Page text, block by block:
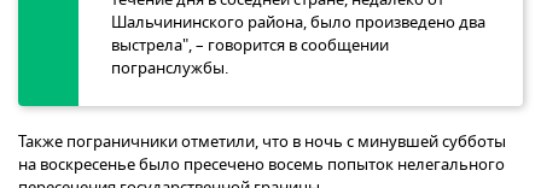
Шальчининского района, было произведено два
выстрела", – говорится в сообщении
погранслужбы.
Также пограничники отметили, что в ночь с минувшей субботы
на воскресенье было пресечено восемь попыток нелегального